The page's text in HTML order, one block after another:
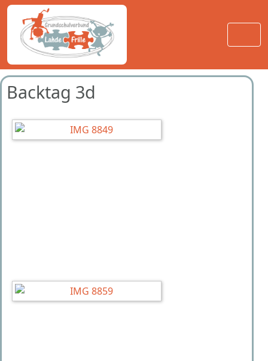
Backtag 3d